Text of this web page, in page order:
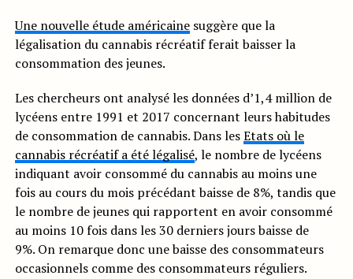
Une nouvelle étude américainesuggère que la
légalisation du cannabis récréatif ferait baisser la
consommation des jeunes.
Les chercheurs ont analysé les données d’1,4 million de
lycéens entre 1991 et 2017 concernant leurs habitudes
de consommation de cannabis. Dans lesEtats où le
cannabis récréatif a été légalisé, le nombre de lycéens
indiquant avoir consommé du cannabis au moins une
fois au cours du mois précédant baisse de 8%, tandis que
le nombre de jeunes qui rapportent en avoir consommé
au moins 10 fois dans les 30 derniers jours baisse de
9%. On remarque donc une baisse des consommateurs
occasionnels comme des consommateurs réguliers.